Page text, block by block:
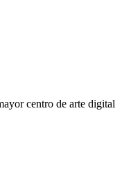
centro de arte digital